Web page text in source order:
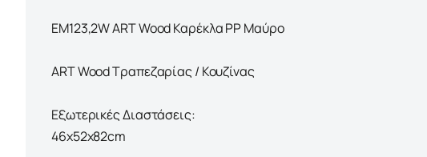
ΕΜ123,2W ART Wood Καρέκλα PP Μαύρο
ART Wood Τραπεζαρίας / Κουζίνας
Εξωτερικές Διαστάσεις:
46x52x82cm